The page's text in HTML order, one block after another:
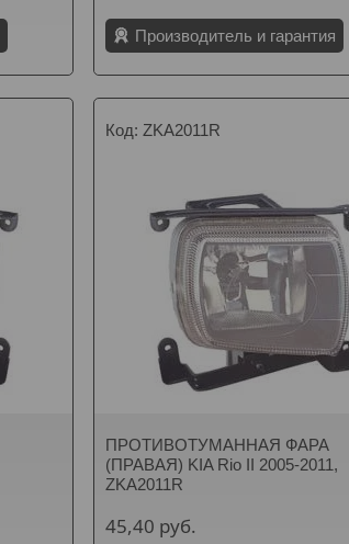
Производитель и гарантия
ZKA2011R
ПРОТИВОТУМАННАЯ ФАРА
(ПРАВАЯ) KIA Rio II 2005-2011,
ZKA2011R
45,40 руб.